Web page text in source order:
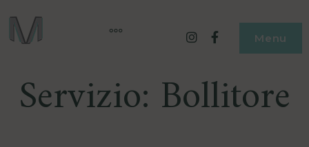
MARINO WELLNESS
HOTEL – RESTAURANT – SPAInstagram
Facebook
Menu
Servizio: Bollitore